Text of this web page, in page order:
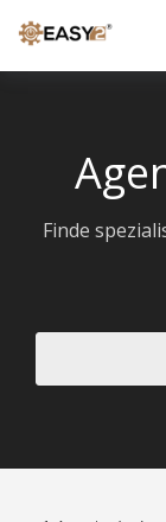
Finde